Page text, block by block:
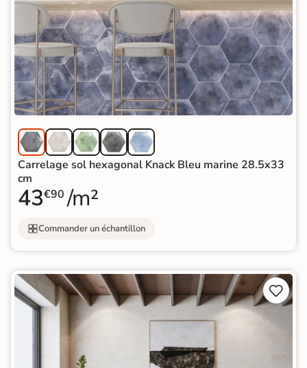
Carrelage sol hexagonal Knack Bleu marine 28.5x33
cm
43€90 /m²
Commander un échantillon

